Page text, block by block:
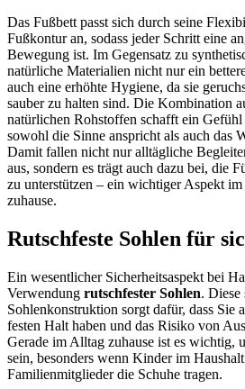
Das Fußbett passt sich durch seine
Fußkontur an, sodass jeder Schritt eine
Bewegung ist. Im Gegensatz zu
natürliche Materialien nicht nur ein
auch eine erhöhte Hygiene, da sie
sauber zu halten sind. Die Kombination
natürlichen Rohstoffen schafft ein
sowohl die Sinne anspricht als auch das
Damit fallen nicht nur alltägliche
aus, sondern es trägt auch dazu bei, die
zu unterstützen – ein wichtiger Aspekt
zuhause.
Rutschfeste Sohlen für
Ein wesentlicher Sicherheitsaspekt bei
Verwendung rutschfester Sohlen. Diese
Sohlenkonstruktion sorgt dafür, dass Sie
festen Halt haben und das Risiko von
Gerade im Alltag zuhause ist es wichtig,
sein, besonders wenn Kinder im
Familienmitglieder die Schuhe tragen.